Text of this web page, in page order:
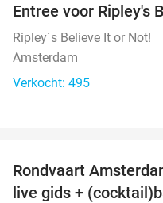
Entree voor Ripley's
Ripley´s Believe It or Not!
Amsterdam
Verkocht: 495
Rondvaart
live gids +